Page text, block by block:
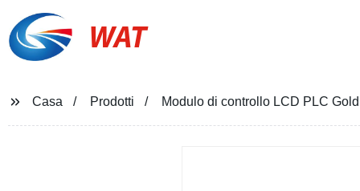
WAT
Casa Prodotti Modulo di controllo LCD PLC